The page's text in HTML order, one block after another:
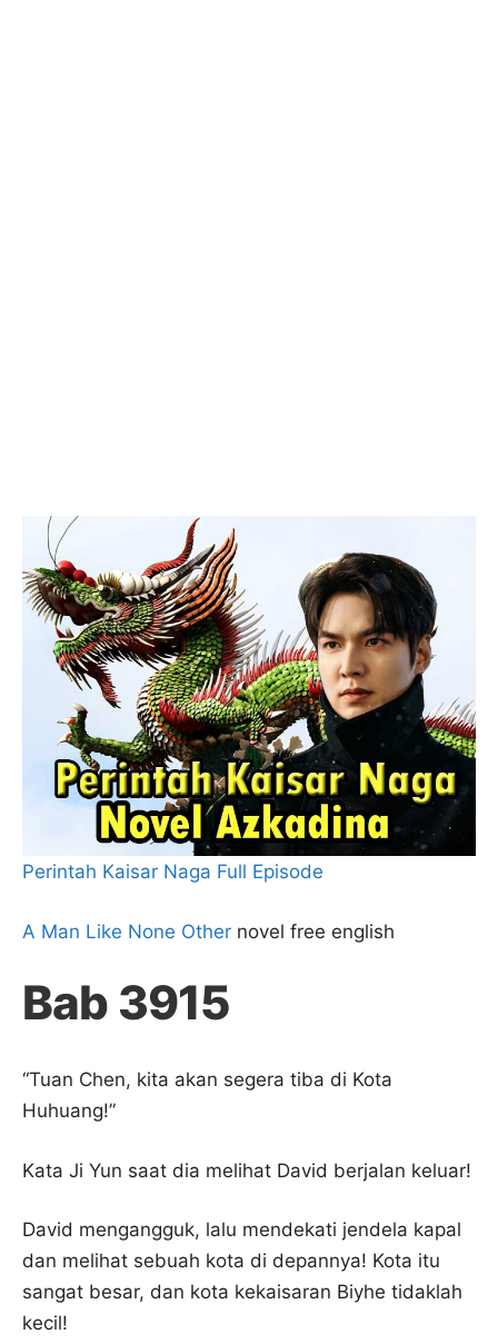
Perintah Kaisar Naga Full Episode
A Man Like None Other novel free english
Bab 3915
“Tuan Chen, kita akan segera tiba di Kota
Huhuang!”
Kata Ji Yun saat dia melihat David berjalan keluar!
David mengangguk, lalu mendekati jendela kapal
dan melihat sebuah kota di depannya! Kota itu
sangat besar, dan kota kekaisaran Biyhe tidaklah
kecil!